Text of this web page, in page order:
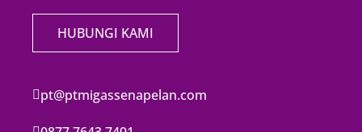
HUBUNGI KAMI
pt@ptmigassenapelan.com